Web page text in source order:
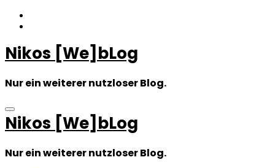
Zum
Inhalt
Nikos [We]bLog
Nur ein weiterer nutzloser Blog.
Nikos [We]bLog
Nur ein weiterer nutzloser Blog.